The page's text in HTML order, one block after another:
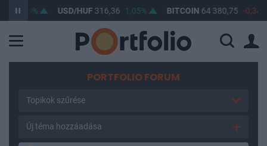
0,8% USD/HUF316,36 1,05% BITCOIN64 380,75 -0,34%
PORTFOLIO FORUM
Topikok szűrése
Új téma hozzáadása